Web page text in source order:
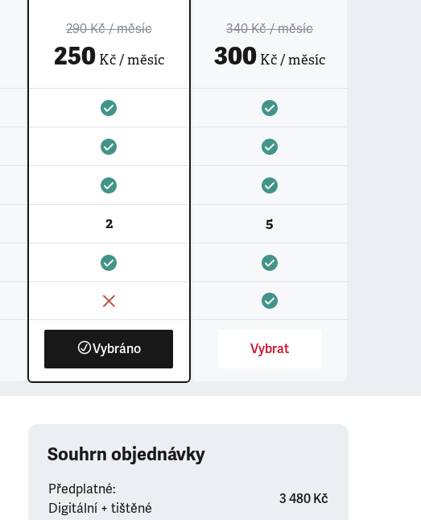
290 Kč/ měsíc
250Kč / měsíc
2
Vybráno
340 Kč/ měsíc
300 Kč / měsíc
5
Vybrat
Souhrn objednávky
Předplatné:
Digitální + tištěné
3 480 Kč